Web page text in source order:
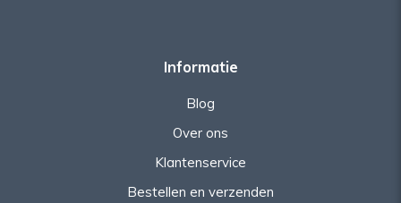
Informatie
Blog
Over ons
Klantenservice
Bestellen en verzenden